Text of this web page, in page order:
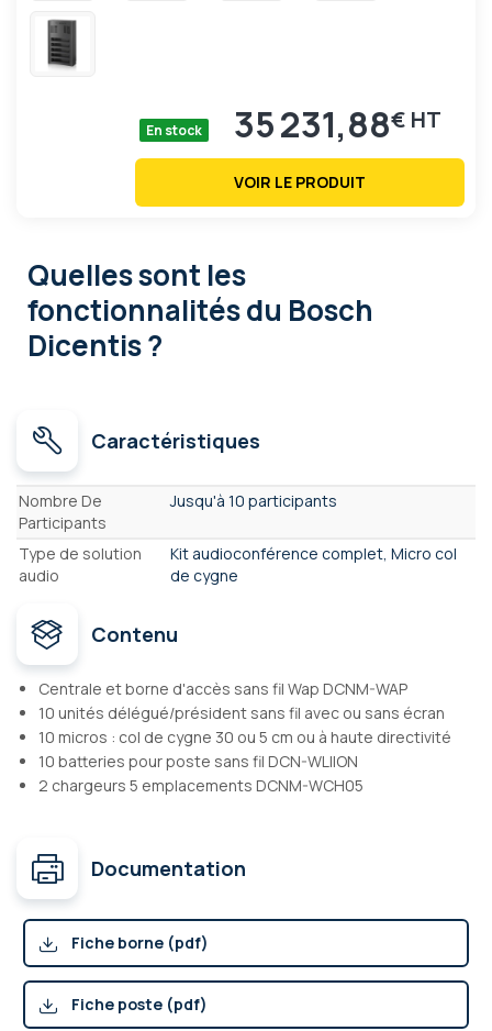
En stock 35 231,88€
VOIR LE PRODUIT
Quelles sont les
fonctionnalitésdu Bosch
Dicentis ?
Caractéristiques
Caractéristiques
Nombre De
Participants
Jusqu'à 10 participants
Type de solution
audio
Kit audioconférence complet, Micro col
de cygne
Contenu
Centrale et borne d'accès sans fil Wap DCNM-WAP
10 unités délégué/président sans fil avec ou sans écran
10 micros : col de cygne 30 ou 5 cm ou à haute directivité
10 batteries pour poste sans fil DCN-WLIION
2 chargeurs 5 emplacements DCNM-WCH05
Documentation
Fiche borne (pdf)
Fiche poste (pdf)